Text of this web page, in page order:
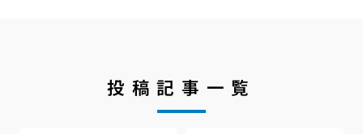
投稿記事一覧